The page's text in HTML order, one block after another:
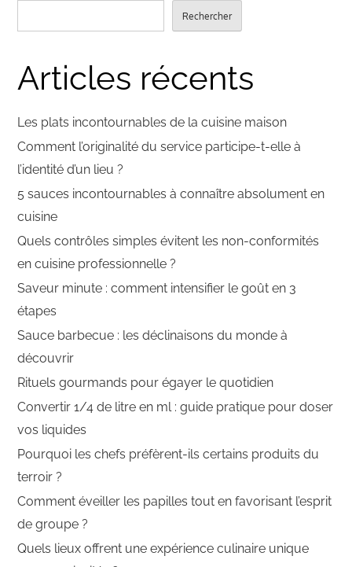
Rechercher
Articles récents
Les plats incontournables de la cuisine maison
Comment l’originalité du service participe-t-elle à
l’identité d’un lieu ?
5 sauces incontournables à connaître absolument en
cuisine
Quels contrôles simples évitent les non-conformités
en cuisine professionnelle ?
Saveur minute : comment intensifier le goût en 3
étapes
Sauce barbecue : les déclinaisons du monde à
découvrir
Rituels gourmands pour égayer le quotidien
Convertir 1/4 de litre en ml : guide pratique pour doser
vos liquides
Pourquoi les chefs préfèrent-ils certains produits du
terroir ?
Comment éveiller les papilles tout en favorisant l’esprit
de groupe ?
Quels lieux offrent une expérience culinaire unique